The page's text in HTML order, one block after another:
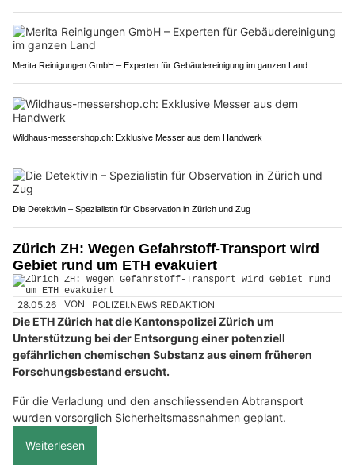
Merita Reinigungen GmbH – Experten für Gebäudereinigung im ganzen Land
Wildhaus-messershop.ch: Exklusive Messer aus dem Handwerk
Die Detektivin – Spezialistin für Observation in Zürich und Zug
Zürich ZH: Wegen Gefahrstoff-Transport wird
Gebiet rund um ETH evakuiert
28.05.26 VON POLIZEI.NEWS REDAKTION
Die ETH Zürich hat die Kantonspolizei Zürich um
Unterstützung bei der Entsorgung einer potenziell
gefährlichen chemischen Substanz aus einem früheren
Forschungsbestand ersucht.
Für die Verladung und den anschliessenden Abtransport
wurden vorsorglich Sicherheitsmassnahmen geplant.
Weiterlesen